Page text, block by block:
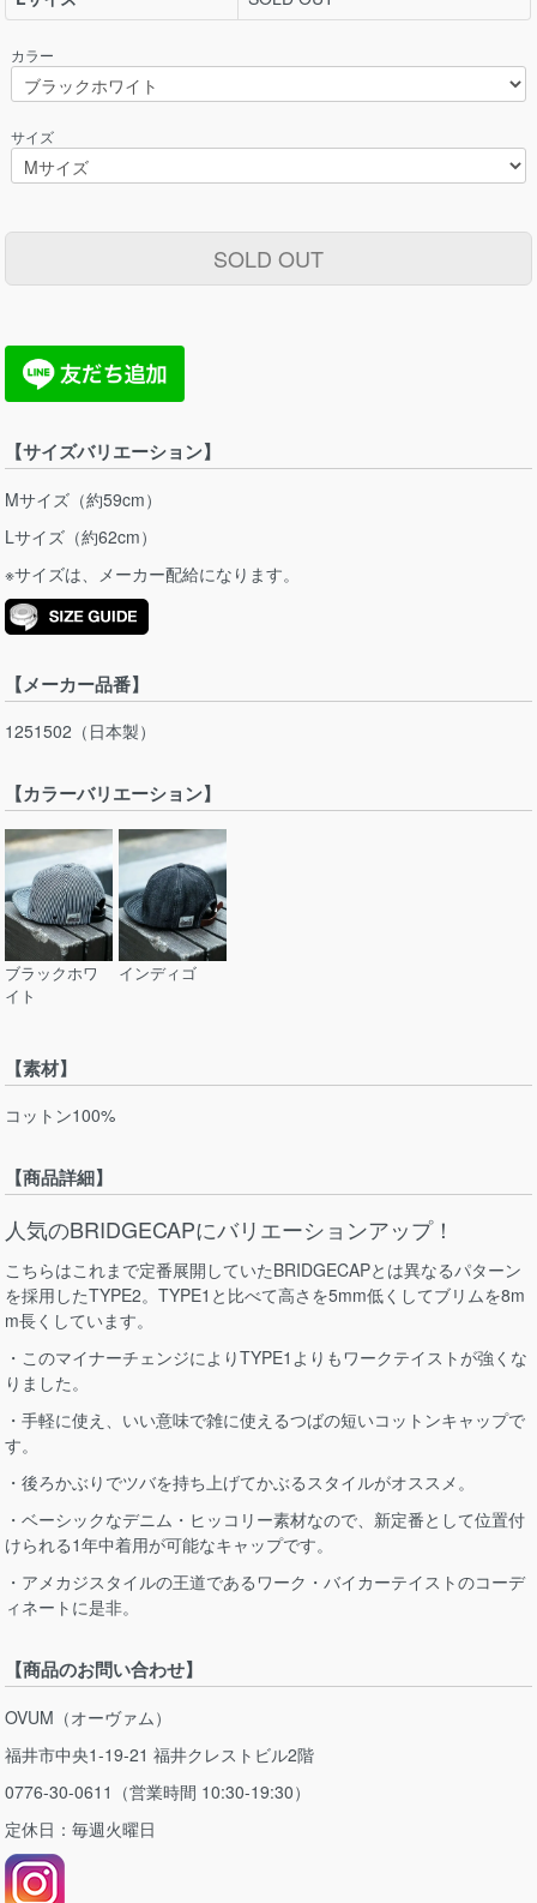
カラー
サイズ
SOLD OUT
【サイズバリエーション】
Mサイズ（約59cm）
Lサイズ（約62cm）
※サイズは、メーカー配給になります。
【メーカー品番】
1251502（日本製）
【カラーバリエーション】
ブラックホワ
イト
インディゴ
【素材】
コットン100%
【商品詳細】
人気のBRIDGECAPにバリエーションアップ！
こちらはこれまで定番展開していたBRIDGECAPとは異なるパターン
を採用したTYPE2。TYPE1と比べて高さを5mm低くしてブリムを8m
m長くしています。
・このマイナーチェンジによりTYPE1よりもワークテイストが強くな
りました。
・手軽に使え、いい意味で雑に使えるつばの短いコットンキャップで
す。
・後ろかぶりでツバを持ち上げてかぶるスタイルがオススメ。
・ベーシックなデニム・ヒッコリー素材なので、新定番として位置付
けられる1年中着用が可能なキャップです。
・アメカジスタイルの王道であるワーク・バイカーテイストのコーデ
ィネートに是非。
【商品のお問い合わせ】
OVUM（オーヴァム）
福井市中央1-19-21 福井クレストビル2階
0776-30-0611（営業時間 10:30-19:30）
定休日：毎週火曜日